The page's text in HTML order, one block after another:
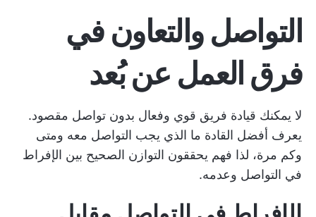
التواصل والتعاون في
فرق العمل عن بُعد
لا يمكنك قيادة فريق قوي وفعال بدون تواصل مقصود.
يعرف أفضل القادة ما الذي يجب التواصل معه ومتى
وكم مرة، لذا فهم يحققون التوازن الصحيح بين الإفراط
في التواصل وعدمه.